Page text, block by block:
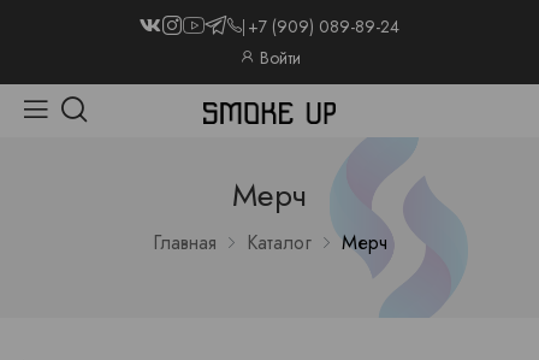
+7 (909) 089-89-24
Войти
Мерч
Главная Каталог Мерч